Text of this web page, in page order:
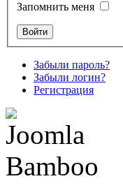
Запомнить меня
Забыли пароль?
Забыли логин?
Регистрация